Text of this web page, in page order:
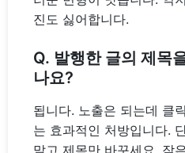
진도 싫어합니다.
Q. 발행한 글의 제목
나요?
됩니다. 노출은 되는데 클
는 효과적인 처방입니다.
말고 제목만 바꾸세요. 잦